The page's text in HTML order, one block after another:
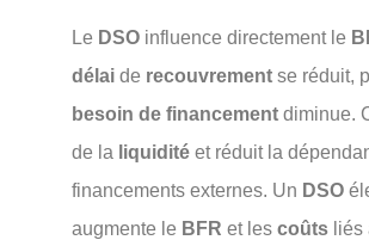
Le DSO influence directement le
délai de recouvrement se réduit,
besoin de financement diminue.
de la liquidité et réduit la
financements externes. Un DSO
augmente le BFR et les coûts liés